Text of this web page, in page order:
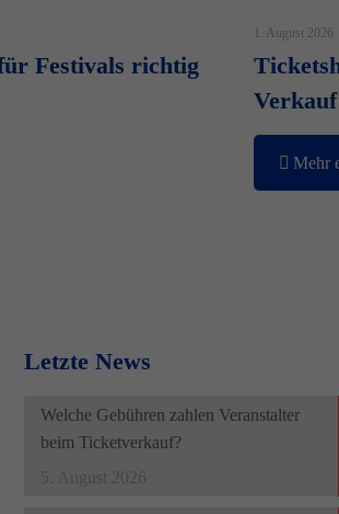
Festivals richtig
1. August 2026
Verkauf
Mehr
Letzte News
Welche Gebühren zahlen Veranstalter
beim Ticketverkauf?
5. August 2026